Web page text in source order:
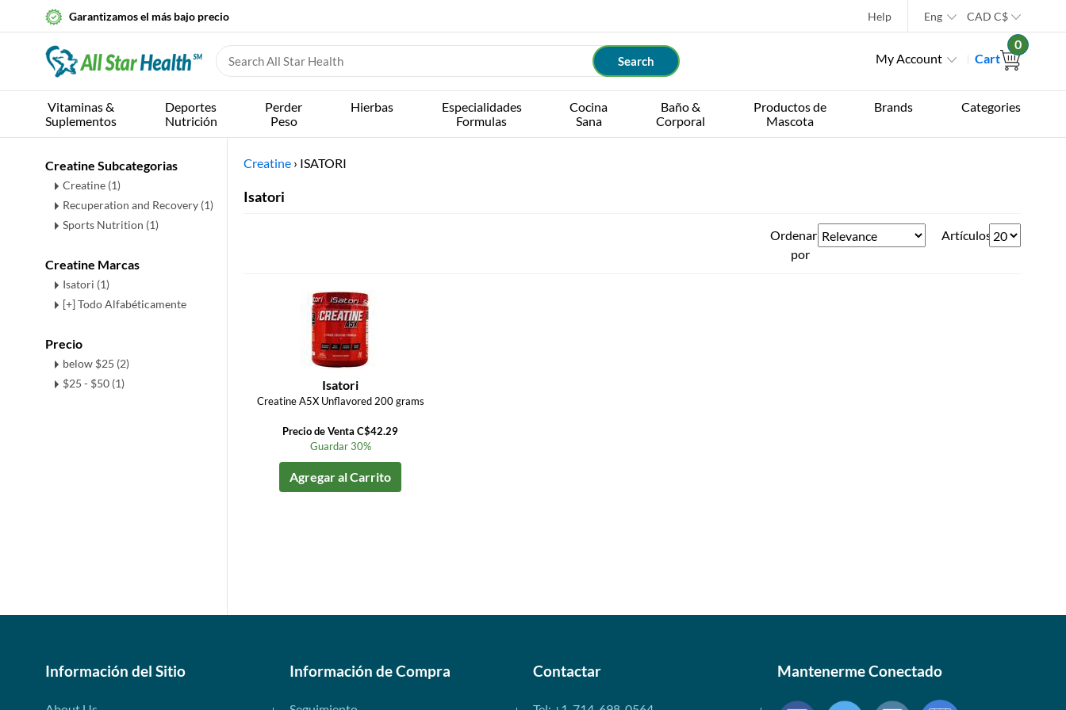
Garantizamos el más bajo precio Help Eng CAD C$
My Account Cart
0
Vitaminas &
Suplementos
Deportes
Nutrición
Perder
Peso
Hierbas
Especialidades
Formulas
Cocina
Sana
Baño &
Corporal
Productos de
Mascota
Brands Categories
Creatine Subcategorias
Creatine (1)
Recuperation and Recovery (1)
Sports Nutrition (1)
Creatine Marcas
Isatori (1)
[+] Todo Alfabéticamente
Precio
below $25 (2)
$25 - $50 (1)
Creatine › ISATORI
Isatori
Ordenar
por
Artículos
Isatori
Creatine A5X Unflavored 200 grams
Precio de Venta C$42.29
Guardar 30%
Agregar al Carrito
Información del Sitio Información de Compra Contactar Mantenerme Conectado